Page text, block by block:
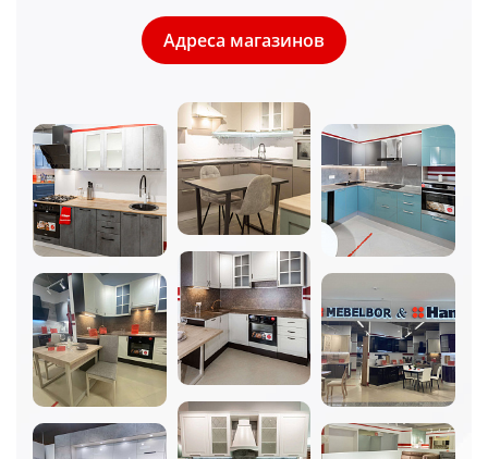
Адреса магазинов